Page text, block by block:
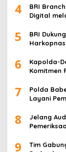
4
BRI
Digital
5
BRI
Harkopnas
6
Kapolda-
Komitmen
7
Polda
Layani
8
Jelang
9
Tim